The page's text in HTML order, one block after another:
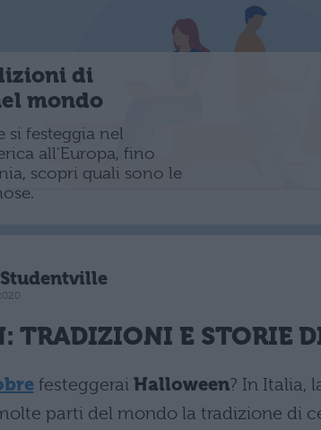
di
mondo
si festeggia nel
all'Europa, fino
scopri quali sono le
: TRADIZIONI E STORIE
festeggerai Halloween? In Italia,
parti del mondo la tradizione di